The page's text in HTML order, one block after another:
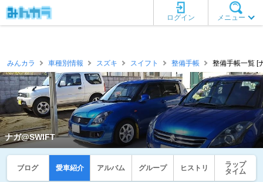
メニュー
ログイン
みんカラ 車種別情報 スズキ スイフト 整備手帳 整備手帳一覧 [
ナガ@SWIFT
ブログ 愛車紹介 アルバム グループ ヒストリ
ラップ
タイム